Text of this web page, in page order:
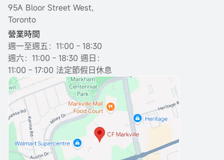
95A Bloor Street West,
Toronto
營業時間
週一至週五：11:00 - 18:30
週六：11:00 - 18:30 週日：
11:00 - 17:00 法定節假日休息